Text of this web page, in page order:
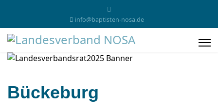
info@baptisten-nosa.de
Bückeburg